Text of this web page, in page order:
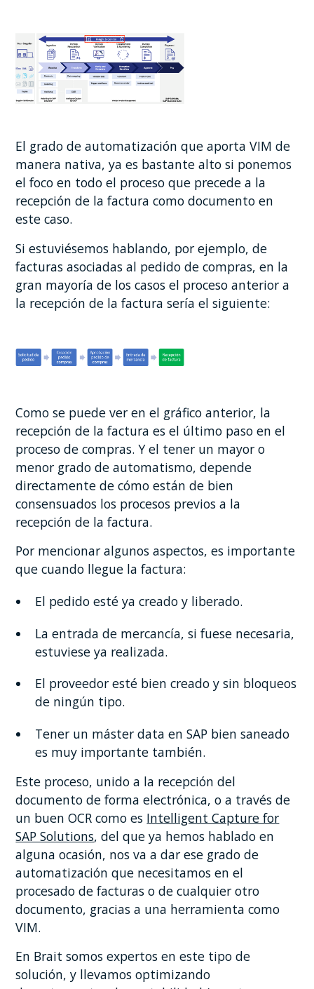
El grado de automatización que aporta VIM de
manera nativa, ya es bastante alto si ponemos
el foco en todo el proceso que precede a la
recepción de la factura como documento en
este caso.
Si estuviésemos hablando, por ejemplo, de
facturas asociadas al pedido de compras, en la
gran mayoría de los casos el proceso anterior a
la recepción de la factura sería el siguiente:
Como se puede ver en el gráfico anterior, la
recepción de la factura es el último paso en el
proceso de compras. Y el tener un mayor o
menor grado de automatismo, depende
directamente de cómo están de bien
consensuados los procesos previos a la
recepción de la factura.
Por mencionar algunos aspectos, es importante
que cuando llegue la factura:
El pedido esté ya creado y liberado.
La entrada de mercancía, si fuese necesaria,
estuviese ya realizada.
El proveedor esté bien creado y sin bloqueos
de ningún tipo.
Tener un máster data en SAP bien saneado
es muy importante también.
Este proceso, unido a la recepción del
documento de forma electrónica, o a través de
un buen OCR como es Intelligent Capture for
SAP Solutions, del que ya hemos hablado en
alguna ocasión, nos va a dar ese grado de
automatización que necesitamos en el
procesado de facturas o de cualquier otro
documento, gracias a una herramienta como
VIM.
En Brait somos expertos en este tipo de
solución, y llevamos optimizando